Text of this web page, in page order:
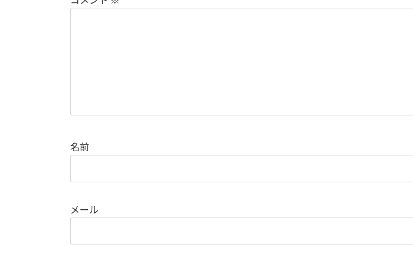
名前
メール